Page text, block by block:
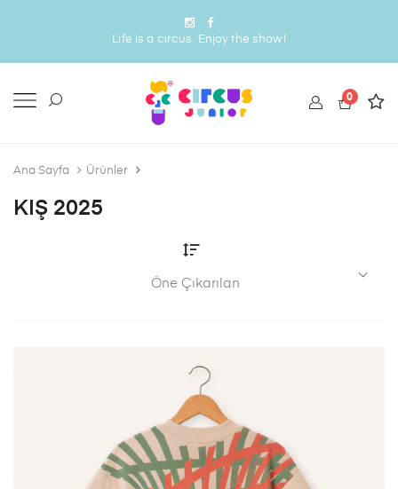
Life is a circus. Enjoy the show!
0
Ana Sayfa Ürünler
KIŞ 2025
Öne Çıkarılan